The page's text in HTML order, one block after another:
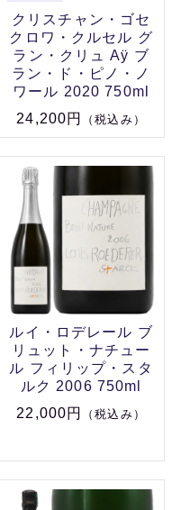
クリスチャン・ゴセ
クロワ・クルセル グ
ラン・クリュ Aÿ ブ
ラン・ド・ピノ・ノ
ワール 2020 750ml
24,200円
（税込み）
ルイ・ロデレール ブ
リュット・ナチュー
ル フィリップ・スタ
ルク 2006 750ml
22,000円
（税込み）